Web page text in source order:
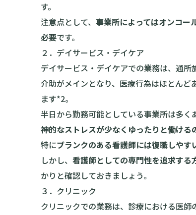
す。
注意点として、 事業所によってはオンコー
必要です。
２．デイサービス・デイケア
デイサービス・デイケアでの業務は、通
介助がメインとなり、医療行為はほとん
ます*2。
半日から勤務可能としている事業所は多く
神的なストレスが少なくゆったりと働ける
特にブランクのある看護師には復職しやす
しかし、 看護師としての専門性を追求する
かりと確認しておきましょう。
３．クリニック
クリニックでの業務は、診療における医